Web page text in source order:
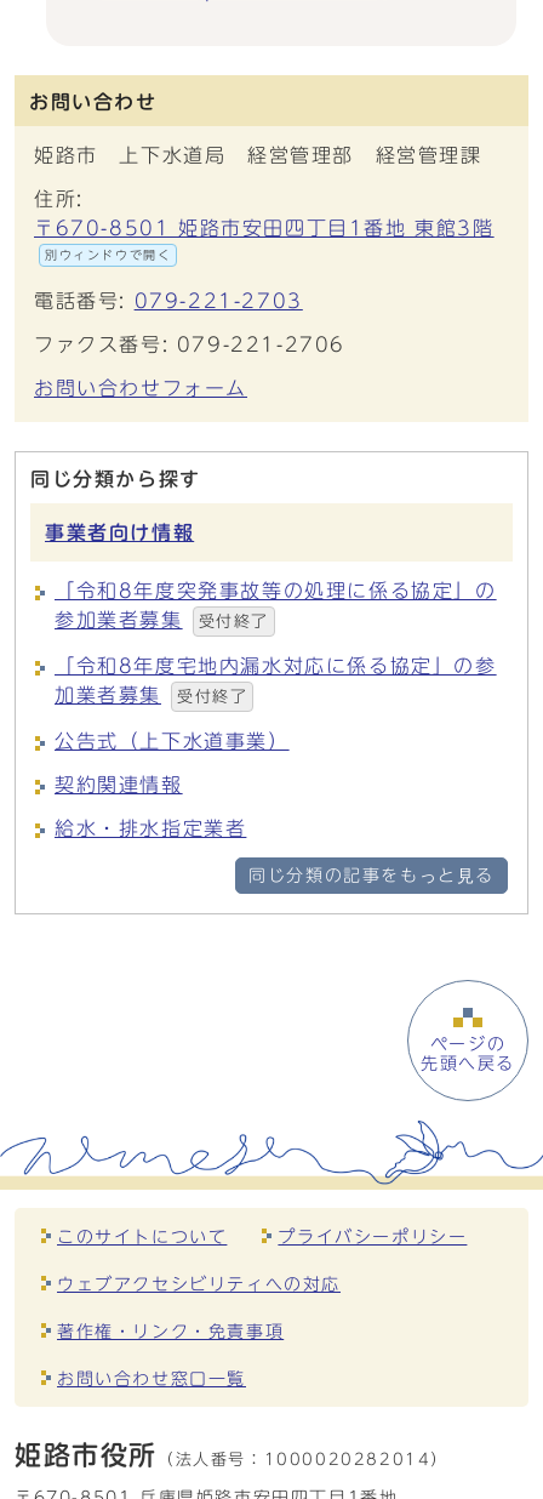
お問い合わせ
姫路市 上下水道局 経営管理部 経営管理課
住所:
〒670-8501 姫路市安田四丁目1番地 東館3階
別ウィンドウで開く
電話番号: 079-221-2703
ファクス番号: 079-221-2706
お問い合わせフォーム
同じ分類から探す
事業者向け情報
「令和8年度突発事故等の処理に係る協定」の
参加業者募集
受付終了
「令和8年度宅地内漏水対応に係る協定」の参
加業者募集
受付終了
公告式（上下水道事業）
契約関連情報
給水・排水指定業者
同じ分類の記事をもっと見る
ページの
先頭へ戻る
このサイトについて プライバシーポリシー
ウェブアクセシビリティへの対応
著作権・リンク・免責事項
お問い合わせ窓口一覧
姫路市役所 （法人番号： 1000020282014）